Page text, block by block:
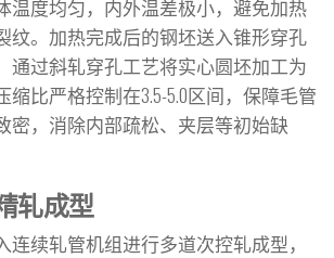
温度均匀，内外温差极小，避免加热
纹。加热完成后的钢坯送入锥形穿孔
通过斜轧穿孔工艺将实心圆坯加工为
缩比严格控制在3.5-5.0区间，保障毛管
密，消除内部疏松、夹层等初始缺
轧成型
连续轧管机组进行多道次控轧成型，